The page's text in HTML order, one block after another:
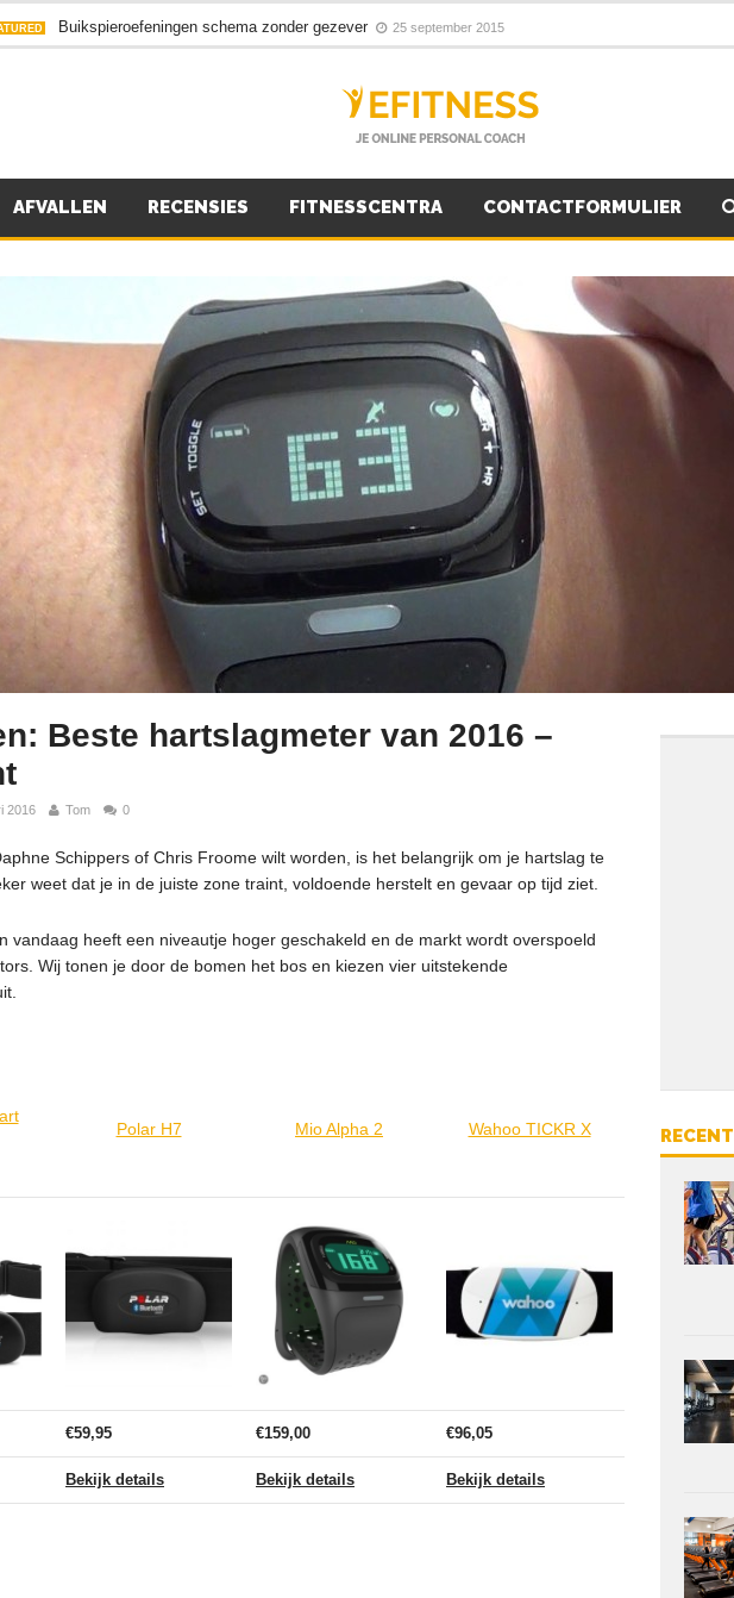
Buikspieroefeningen schema zonder gezever 25 september 2015
De 5 beste buikspieroefeningen voor een sixpack!
AFVALLEN RECENSIES FITNESSCENTRA CONTACTFORMULIER
Beste hartslagmeter van 2016 –
2016 Tom 0
Schippers of Chris Froome wilt worden, is het belangrijk om je hartslag te
weet dat je in de juiste zone traint, voldoende herstelt en gevaar op tijd ziet.
vandaag heeft een niveautje hoger geschakeld en de markt wordt overspoeld
Wij tonen je door de bomen het bos en kiezen vier uitstekende
Polar H7 Mio Alpha 2 Wahoo TICKR X
€59,95 €159,00 €96,05
Bekijk details Bekijk details Bekijk details
RECENT